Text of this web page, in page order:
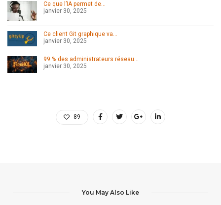
Ce que l’IA permet de…
janvier 30, 2025
Ce client Git graphique va…
janvier 30, 2025
99 % des administrateurs réseau…
janvier 30, 2025
89
You May Also Like